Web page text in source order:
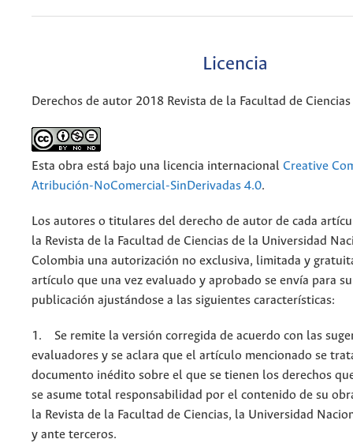
Licencia
Derechos de autor 2018 Revista de la Facultad de Ciencias
Esta obra está bajo una licencia internacional Creative
Atribución-NoComercial-SinDerivadas 4.0.
Los autores o titulares del derecho de autor de cada
la Revista de la Facultad de Ciencias de la Universidad
Colombia una autorización no exclusiva, limitada y
artículo que una vez evaluado y aprobado se envía para
publicación ajustándose a las siguientes características:
1. Se remite la versión corregida de acuerdo con las
evaluadores y se aclara que el artículo mencionado se
documento inédito sobre el que se tienen los derechos
se asume total responsabilidad por el contenido de su
la Revista de la Facultad de Ciencias, la Universidad
y ante terceros.